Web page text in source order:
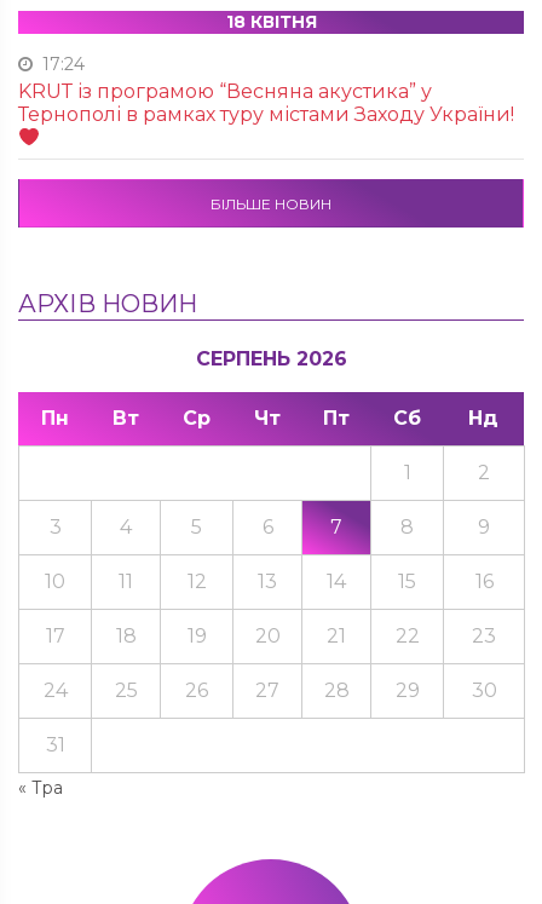
18 КВІТНЯ
17:24
KRUТ із програмою “Весняна акустика” у
Тернополі в рамках туру містами Заходу України!
БІЛЬШЕ НОВИН
АРХІВ НОВИН
СЕРПЕНЬ 2026
Пн Вт Ср Чт Пт Сб Нд
« Тра
1 2
3 4 5 6 7 8 9
10 11 12 13 14 15 16
17 18 19 20 21 22 23
24 25 26 27 28 29 30
31